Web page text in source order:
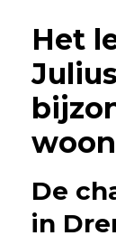
Het
De
in